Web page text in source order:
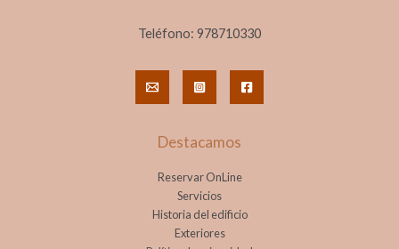
Teléfono: 978710330
Destacamos
Reservar OnLine
Servicios
Historia del edificio
Exteriores